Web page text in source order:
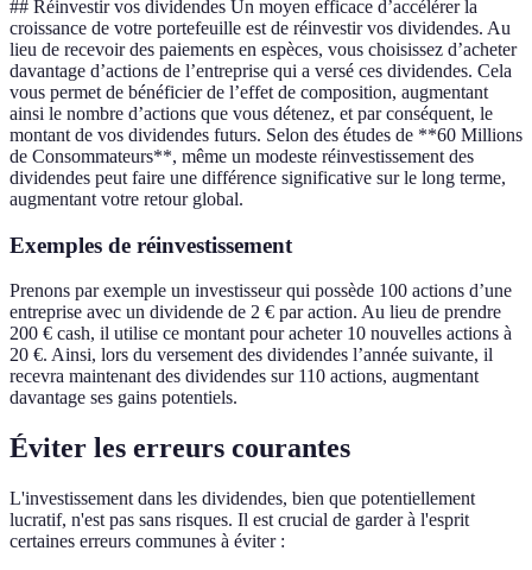
## Réinvestir vos dividendes Un moyen efficace d’accélérer la
croissance de votre portefeuille est de réinvestir vos dividendes. Au
lieu de recevoir des paiements en espèces, vous choisissez d’acheter
davantage d’actions de l’entreprise qui a versé ces dividendes. Cela
vous permet de bénéficier de l’effet de composition, augmentant
ainsi le nombre d’actions que vous détenez, et par conséquent, le
montant de vos dividendes futurs. Selon des études de **60 Millions
de Consommateurs**, même un modeste réinvestissement des
dividendes peut faire une différence significative sur le long terme,
augmentant votre retour global.
Exemples de réinvestissement
Prenons par exemple un investisseur qui possède 100 actions d’une
entreprise avec un dividende de 2 € par action. Au lieu de prendre
200 € cash, il utilise ce montant pour acheter 10 nouvelles actions à
20 €. Ainsi, lors du versement des dividendes l’année suivante, il
recevra maintenant des dividendes sur 110 actions, augmentant
davantage ses gains potentiels.
Éviter les erreurs courantes
L'investissement dans les dividendes, bien que potentiellement
lucratif, n'est pas sans risques. Il est crucial de garder à l'esprit
certaines erreurs communes à éviter :